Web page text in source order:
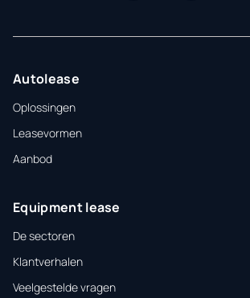
Autolease
Oplossingen
Leasevormen
Aanbod
Equipment lease
De sectoren
Klantverhalen
Veelgestelde vragen